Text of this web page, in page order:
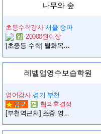
나무와 숲
초등수학강사 서울 송파
20000원이상
[초중등 수학] 월화목금 4시~9시반 수학 1:1 개별지도 선생님 모십니다 (동시 최대 2명)
레벨업영수보습학원
영어강사 경기 부천
협의후결정
[부천역근처] 초중 영어 선생님 모십니다.